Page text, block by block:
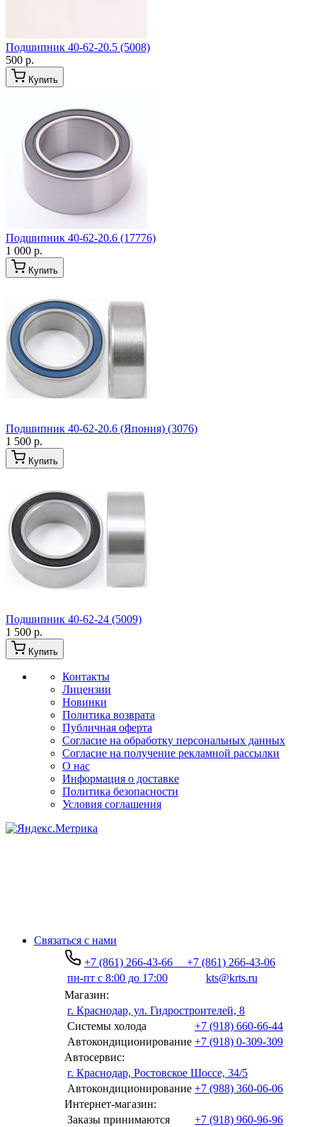
Подшипник 40-62-20.5 (5008)
500 р.
Купить
Подшипник 40-62-20.6 (17776)
1 000 р.
Купить
Подшипник 40-62-20.6 (Япония) (3076)
1 500 р.
Купить
Подшипник 40-62-24 (5009)
1 500 р.
Купить
Контакты
Лицензии
Новинки
Политика возврата
Публичная оферта
Согласие на обработку персональных данных
Согласие на получение рекламной рассылки
О нас
Информация о доставке
Политика безопасности
Условия соглашения
Связаться с нами
+7 (861) 266-43-66
+7 (861) 266-43-06
пн-пт с 8:00 до 17:00
kts@krts.ru
Магазин:
г. Краснодар, ул. Гидростроителей, 8
Системы холода
+7 (918) 660-66-44
Автокондиционирование +7 (918) 0-309-309
Автосервис:
г. Краснодар, Ростовское Шоссе, 34/5
Автокондиционирование +7 (988) 360-06-06
Интернет-магазин:
Заказы принимаются
+7 (918) 960-96-96